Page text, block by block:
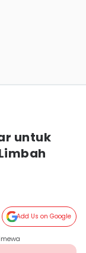
untuk
Add Us on Google